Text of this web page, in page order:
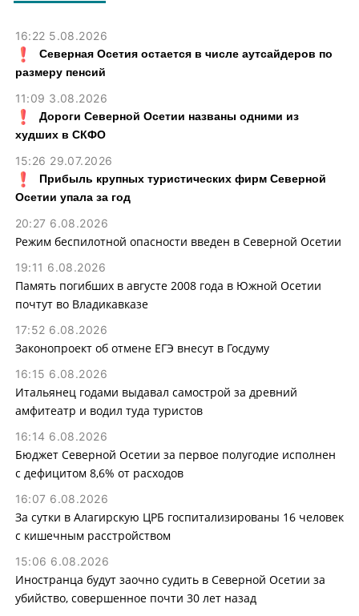
16:22 5.08.2026
Северная Осетия остается в числе аутсайдеров по
размеру пенсий
11:09 3.08.2026
Дороги Северной Осетии названы одними из
худших в СКФО
15:26 29.07.2026
Прибыль крупных туристических фирм Северной
Осетии упала за год
20:27 6.08.2026
Режим беспилотной опасности введен в Северной Осетии
19:11 6.08.2026
Память погибших в августе 2008 года в Южной Осетии
почтут во Владикавказе
17:52 6.08.2026
Законопроект об отмене ЕГЭ внесут в Госдуму
16:15 6.08.2026
Итальянец годами выдавал самострой за древний
амфитеатр и водил туда туристов
16:14 6.08.2026
Бюджет Северной Осетии за первое полугодие исполнен
с дефицитом 8,6% от расходов
16:07 6.08.2026
За сутки в Алагирскую ЦРБ госпитализированы 16 человек
с кишечным расстройством
15:06 6.08.2026
Иностранца будут заочно судить в Северной Осетии за
убийство, совершенное почти 30 лет назад